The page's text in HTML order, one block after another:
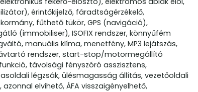
érintőkijelző, fáradtságérzékelő,
fűthető tükör, GPS (navigáció),
(immobiliser), ISOFIX rendszer, könnyűfém
manuális klíma, menetfény, MP3 lejátszás,
rendszer, start-stop/motormegállító
távolsági fényszóró asszisztens,
légzsák, ülésmagasság állítás, vezetőoldali
elvihető, ÁFA visszaigényelhető,